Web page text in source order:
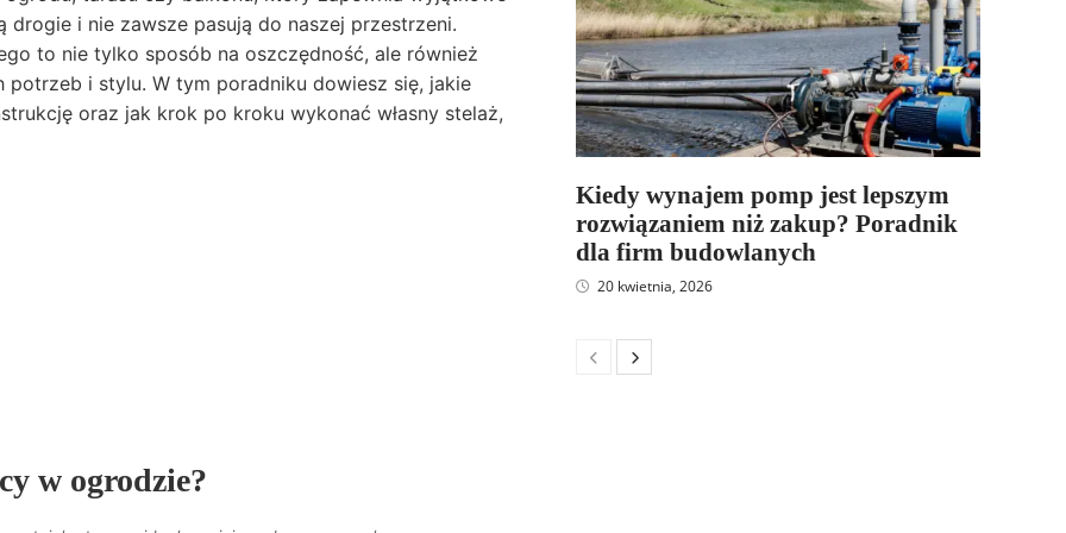
i nie zawsze pasują do naszej przestrzeni.
to nie tylko sposób na oszczędność, ale również
i stylu. W tym poradniku dowiesz się, jakie
oraz jak krok po kroku wykonać własny stelaż,
w ogrodzie?
Kiedy wynajem pomp jest lepszym
rozwiązaniem niż zakup? Poradnik
dla firm budowlanych
20 kwietnia, 2026